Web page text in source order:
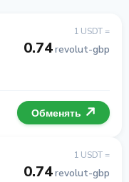
1 USDT =
0.74revolut-gbp
Обменять
1 USDT =
0.74revolut-gbp